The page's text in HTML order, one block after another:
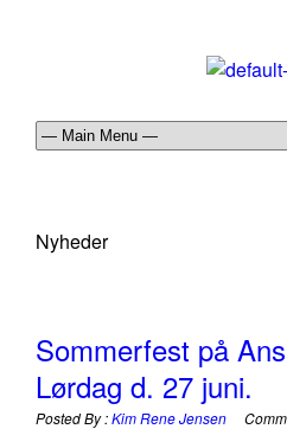
Nyheder
Sommerfest på
Lørdag d. 27 juni.
Posted By :Kim Rene Jensen